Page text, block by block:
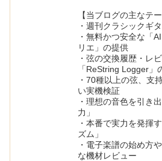
【当ブログの主なテー
・週刊クラシックギ
・無料かつ安全な「
リエ」の提供
・弦の交換履歴・レ
「ReString Logger」
・70種以上の弦、支
い実機検証
・理想の音色を引き
力」
・本番で実力を発揮
ズム」
・電子楽譜の始め方
な機材レビュー